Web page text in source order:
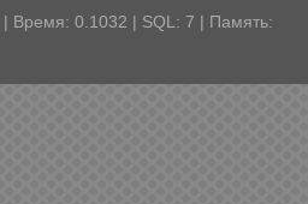
| Время: 0.1032 | SQL: 7 | Память: